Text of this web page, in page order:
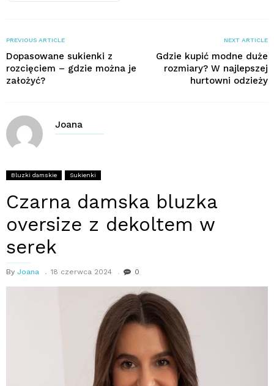
PREVIOUS ARTICLE
Dopasowane sukienki z
rozcięciem – gdzie można je
założyć?
NEXT ARTICLE
Gdzie kupić modne duże
rozmiary? W najlepszej
hurtowni odzieży
Joana
Bluzki damskie Sukienki
Czarna damska bluzka
oversize z dekoltem w
serek
By Joana 18 czerwca 2024 0